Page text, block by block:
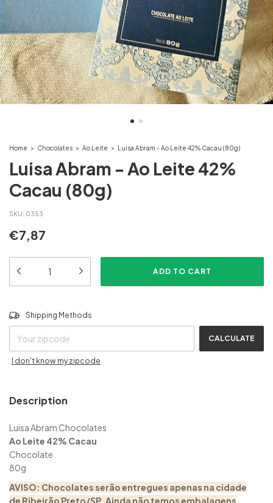
Home > Chocolates > Ao Leite > Luisa Abram - Ao Leite 42% Cacau (80g)
Luisa Abram - Ao Leite 42%
Cacau (80g)
SKU: 0353
€7,87
Shipping for zipcode:
Shipping Methods
CALCULATE
I don't know my zipcode
Description
Luisa Abram Chocolates
Ao Leite 42% Cacau
Chocolate
80g
AVISO: Chocolates serão entregues apenas na cidade
de Ribeirão Preto/SP. Ainda não temos embalagens